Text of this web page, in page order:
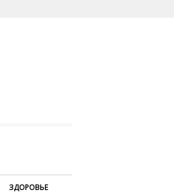
ЗДОРОВЬЕ